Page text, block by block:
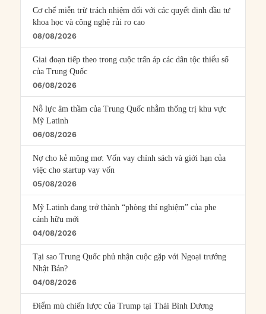
Cơ chế miễn trừ trách nhiệm đối với các quyết định đầu tư
khoa học và công nghệ rủi ro cao
08/08/2026
Giai đoạn tiếp theo trong cuộc trấn áp các dân tộc thiểu số
của Trung Quốc
06/08/2026
Nỗ lực âm thầm của Trung Quốc nhằm thống trị khu vực
Mỹ Latinh
06/08/2026
Nợ cho kẻ mộng mơ: Vốn vay chính sách và giới hạn của
việc cho startup vay vốn
05/08/2026
Mỹ Latinh đang trở thành “phòng thí nghiệm” của phe
cánh hữu mới
04/08/2026
Tại sao Trung Quốc phủ nhận cuộc gặp với Ngoại trưởng
Nhật Bản?
04/08/2026
Điểm mù chiến lược của Trump tại Thái Bình Dương